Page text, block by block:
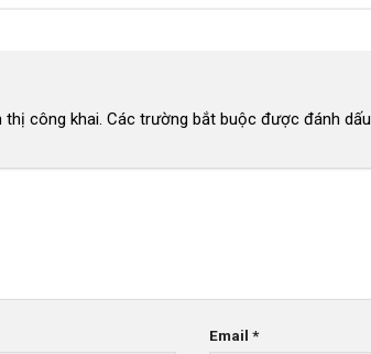
thị công khai. Các trường bắt buộc được đánh dấu
Email*